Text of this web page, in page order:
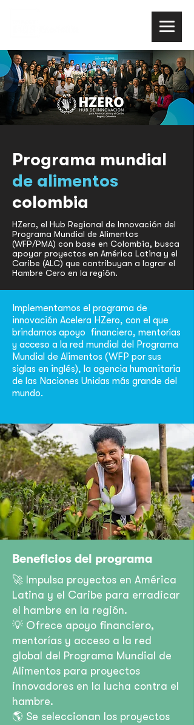
Programa mundial
de alimentos
colombia
HZero, el Hub Regional de Innovación del
Programa Mundial de Alimentos
(WFP/PMA) con base en Colombia, busca
apoyar proyectos en América Latina y el
Caribe (ALC) que contribuyan a lograr el
Hambre Cero en la región.
Implementamos el programa de
innovación Acelera HZero, con el que
brindamos apoyo financiero, mentorías
y acceso a la red mundial del Programa
Mundial de Alimentos (WFP por sus
siglas en inglés), la agencia humanitaria
de las Naciones Unidas más grande del
mundo.
Beneficios del programa
🚀 Impulsa proyectos en América
Latina y el Caribe para erradicar
el hambre en la región.
💡 Ofrece apoyo financiero,
mentorías y acceso a la red
global del Programa Mundial de
Alimentos para proyectos
innovadores en la lucha contra el
hambre.
🌎 Se seleccionan los proyectos